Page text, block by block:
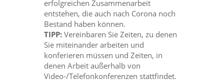
erfolgreichen Zusammenarbeit
entstehen, die auch nach Corona noch
Bestand haben können.
TIPP:Vereinbaren Sie Zeiten, zu denen
Sie miteinander arbeiten und
konferieren müssen und Zeiten, in
denen Arbeit außerhalb von
Video-/Telefonkonferenzen stattfindet.